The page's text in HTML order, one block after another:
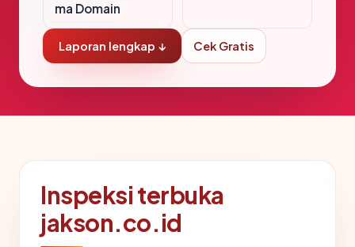
ma Domain
Laporan lengkap ↓ Cek Gratis
Inspeksi terbuka
jakson.co.id